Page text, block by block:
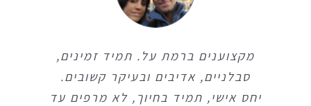
מקצוענים ברמת על. תמיד זמינים,
סבלניים, אדיבים ובעיקר קשובים.
יחס אישי, תמיד בחיוך, לא מרפים עד
מקצוענים ברמת על. תמיד זמינים,
סבלניים, אדיבים ובעיקר קשובים.
יחס אישי, תמיד בחיוך, לא מרפים עד